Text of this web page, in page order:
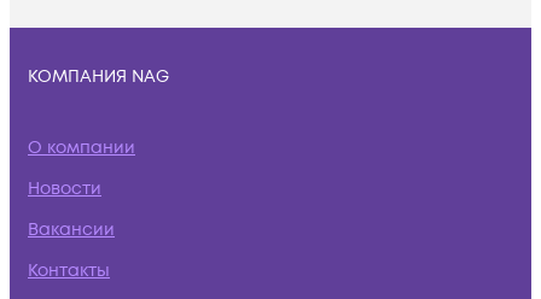
КОМПАНИЯ NAG
О компании
Новости
Вакансии
Контакты